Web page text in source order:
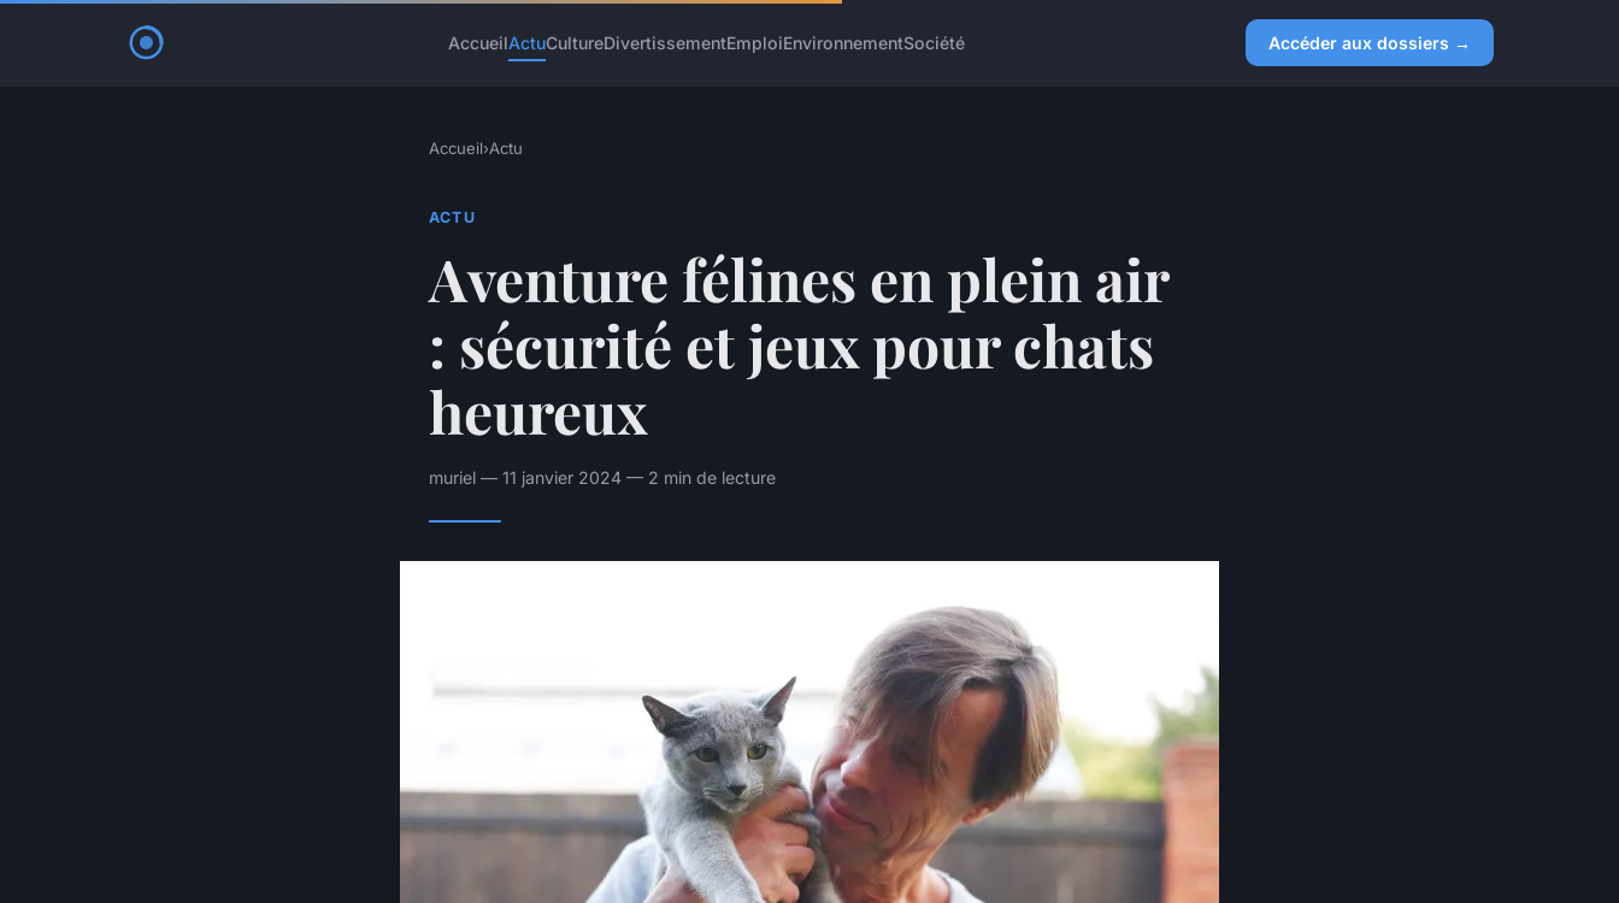
AccueilActuCultureDivertissementEmploiEnvironnementSociété Accéder aux dossiers →
Accueil›Actu
ACTU
Aventure félines en plein air
: sécurité et jeux pour chats
heureux
muriel — 11 janvier 2024 — 2 min de lecture